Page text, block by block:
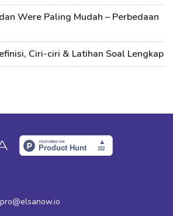
Were Paling Mudah – Perbedaan
Ciri-ciri & Latihan Soal Lengkap